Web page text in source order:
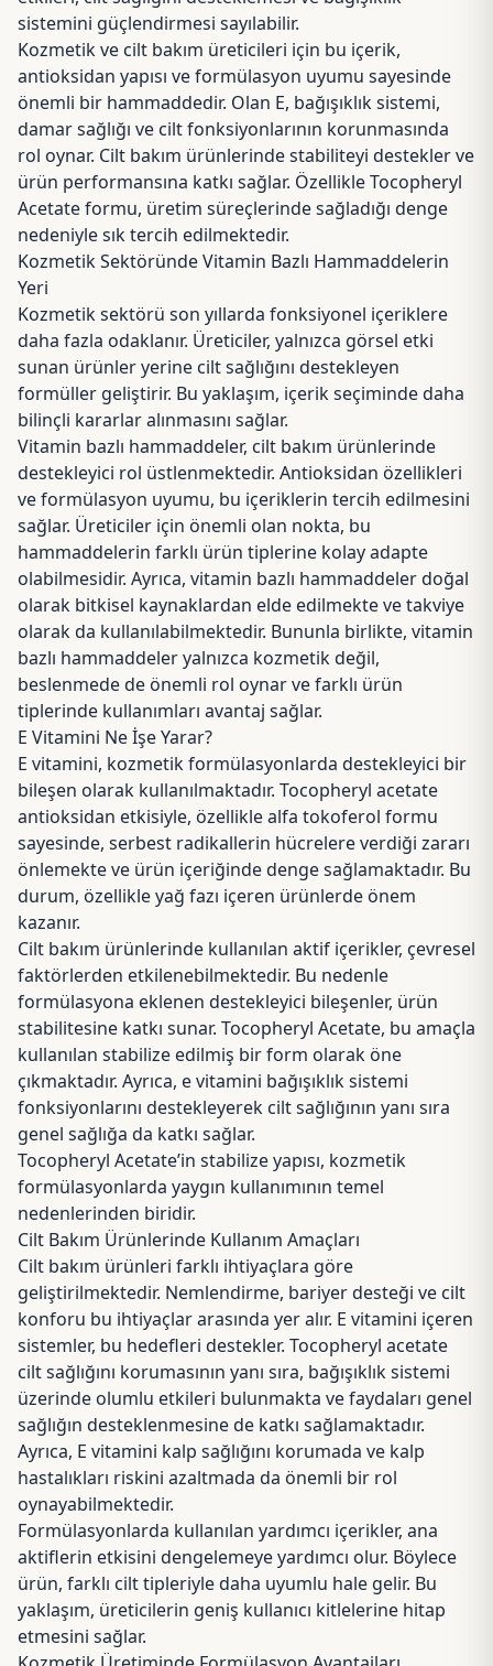
sistemini güçlendirmesi sayılabilir.
Kozmetik ve cilt bakım üreticileri için bu içerik,
antioksidan yapısı ve formülasyon uyumu sayesinde
önemli bir hammaddedir. Olan E, bağışıklık sistemi,
damar sağlığı ve cilt fonksiyonlarının korunmasında
rol oynar. Cilt bakım ürünlerinde stabiliteyi destekler ve
ürün performansına katkı sağlar. Özellikle Tocopheryl
Acetate formu, üretim süreçlerinde sağladığı denge
nedeniyle sık tercih edilmektedir.
Kozmetik Sektöründe Vitamin Bazlı Hammaddelerin
Yeri
Kozmetik sektörü son yıllarda fonksiyonel içeriklere
daha fazla odaklanır. Üreticiler, yalnızca görsel etki
sunan ürünler yerine cilt sağlığını destekleyen
formüller geliştirir. Bu yaklaşım, içerik seçiminde daha
bilinçli kararlar alınmasını sağlar.
Vitamin bazlı hammaddeler, cilt bakım ürünlerinde
destekleyici rol üstlenmektedir. Antioksidan özellikleri
ve formülasyon uyumu, bu içeriklerin tercih edilmesini
sağlar. Üreticiler için önemli olan nokta, bu
hammaddelerin farklı ürün tiplerine kolay adapte
olabilmesidir. Ayrıca, vitamin bazlı hammaddeler doğal
olarak bitkisel kaynaklardan elde edilmekte ve takviye
olarak da kullanılabilmektedir. Bununla birlikte, vitamin
bazlı hammaddeler yalnızca kozmetik değil,
beslenmede de önemli rol oynar ve farklı ürün
tiplerinde kullanımları avantaj sağlar.
E Vitamini Ne İşe Yarar?
E vitamini, kozmetik formülasyonlarda destekleyici bir
bileşen olarak kullanılmaktadır. Tocopheryl acetate
antioksidan etkisiyle, özellikle alfa tokoferol formu
sayesinde, serbest radikallerin hücrelere verdiği zararı
önlemekte ve ürün içeriğinde denge sağlamaktadır. Bu
durum, özellikle yağ fazı içeren ürünlerde önem
kazanır.
Cilt bakım ürünlerinde kullanılan aktif içerikler, çevresel
faktörlerden etkilenebilmektedir. Bu nedenle
formülasyona eklenen destekleyici bileşenler, ürün
stabilitesine katkı sunar. Tocopheryl Acetate, bu amaçla
kullanılan stabilize edilmiş bir form olarak öne
çıkmaktadır. Ayrıca, e vitamini bağışıklık sistemi
fonksiyonlarını destekleyerek cilt sağlığının yanı sıra
genel sağlığa da katkı sağlar.
Tocopheryl Acetate’in stabilize yapısı, kozmetik
formülasyonlarda yaygın kullanımının temel
nedenlerinden biridir.
Cilt Bakım Ürünlerinde Kullanım Amaçları
Cilt bakım ürünleri farklı ihtiyaçlara göre
geliştirilmektedir. Nemlendirme, bariyer desteği ve cilt
konforu bu ihtiyaçlar arasında yer alır. E vitamini içeren
sistemler, bu hedefleri destekler. Tocopheryl acetate
cilt sağlığını korumasının yanı sıra, bağışıklık sistemi
üzerinde olumlu etkileri bulunmakta ve faydaları genel
sağlığın desteklenmesine de katkı sağlamaktadır.
Ayrıca, E vitamini kalp sağlığını korumada ve kalp
hastalıkları riskini azaltmada da önemli bir rol
oynayabilmektedir.
Formülasyonlarda kullanılan yardımcı içerikler, ana
aktiflerin etkisini dengelemeye yardımcı olur. Böylece
ürün, farklı cilt tipleriyle daha uyumlu hale gelir. Bu
yaklaşım, üreticilerin geniş kullanıcı kitlelerine hitap
etmesini sağlar.